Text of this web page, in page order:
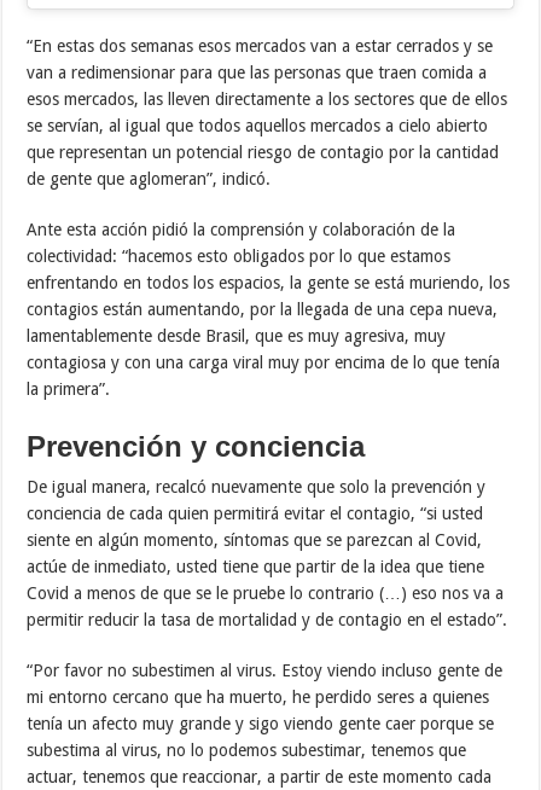
“En estas dos semanas esos mercados van a estar cerrados y se
van a redimensionar para que las personas que traen comida a
esos mercados, las lleven directamente a los sectores que de ellos
se servían, al igual que todos aquellos mercados a cielo abierto
que representan un potencial riesgo de contagio por la cantidad
de gente que aglomeran”, indicó.
Ante esta acción pidió la comprensión y colaboración de la
colectividad: “hacemos esto obligados por lo que estamos
enfrentando en todos los espacios, la gente se está muriendo, los
contagios están aumentando, por la llegada de una cepa nueva,
lamentablemente desde Brasil, que es muy agresiva, muy
contagiosa y con una carga viral muy por encima de lo que tenía
la primera”.
Prevención y conciencia
De igual manera, recalcó nuevamente que solo la prevención y
conciencia de cada quien permitirá evitar el contagio, “si usted
siente en algún momento, síntomas que se parezcan al Covid,
actúe de inmediato, usted tiene que partir de la idea que tiene
Covid a menos de que se le pruebe lo contrario (…) eso nos va a
permitir reducir la tasa de mortalidad y de contagio en el estado”.
“Por favor no subestimen al virus. Estoy viendo incluso gente de
mi entorno cercano que ha muerto, he perdido seres a quienes
tenía un afecto muy grande y sigo viendo gente caer porque se
subestima al virus, no lo podemos subestimar, tenemos que
actuar, tenemos que reaccionar, a partir de este momento cada